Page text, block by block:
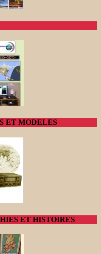
ET MODELES
ET HISTOIRES